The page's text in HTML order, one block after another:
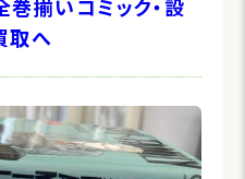
揃いコミック・設
取へ